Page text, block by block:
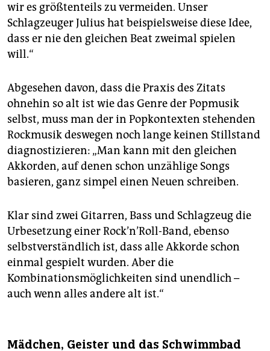
wir es größtenteils zu vermeiden. Unser
Schlagzeuger Julius hat beispielsweise diese Idee,
dass er nie den gleichen Beat zweimal spielen
will.“
Abgesehen davon, dass die Praxis des Zitats
ohnehin so alt ist wie das Genre der Popmusik
selbst, muss man der in Popkontexten stehenden
Rockmusik deswegen noch lange keinen Stillstand
diagnostizieren: „Man kann mit den gleichen
Akkorden, auf denen schon unzählige Songs
basieren, ganz simpel einen Neuen schreiben.
Klar sind zwei Gitarren, Bass und Schlagzeug die
Urbesetzung einer Rock’n’Roll-Band, ebenso
selbstverständlich ist, dass alle Akkorde schon
einmal gespielt wurden. Aber die
Kombinationsmöglichkeiten sind unendlich –
auch wenn alles andere alt ist.“
Mädchen, Geister und das Schwimmbad